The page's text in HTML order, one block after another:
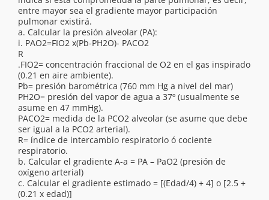
entre mayor sea el gradiente mayor participación
pulmonar existirá.
a. Calcular la presión alveolar (PA):
i. PAO2=FIO2 x(Pb-PH2O)- PACO2
R
.FIO2= concentración fraccional de O2 en el gas inspirado
(0.21 en aire ambiente).
Pb= presión barométrica (760 mm Hg a nivel del mar)
PH2O= presión del vapor de agua a 37º (usualmente se
asume en 47 mmHg).
PACO2= medida de la PCO2 alveolar (se asume que debe
ser igual a la PCO2 arterial).
R= índice de intercambio respiratorio ó cociente
respiratorio.
b. Calcular el gradiente A-a = PA – PaO2 (presión de
oxígeno arterial)
c. Calcular el gradiente estimado = [(Edad/4) + 4] o [2.5 +
(0.21 x edad)]